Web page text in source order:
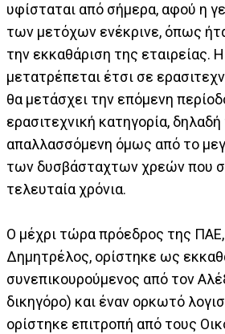
υφίσταται από σήμερα, αφού η
των μετόχων ενέκρινε, όπως
την εκκαθάριση της εταιρείας.
μετατρέπεται έτσι σε
θα μετάσχει την επόμενη
ερασιτεχνική κατηγορία, δηλαδή
απαλλασσόμενη όμως από το
των δυσβάσταχτων χρεών που
τελευταία χρόνια.
Ο μέχρι τώρα πρόεδρος της
Δημητρέλος, ορίστηκε ως
συνεπικουρούμενος από τον
δικηγόρο) και έναν ορκωτό
ορίστηκε επιτροπή από τους